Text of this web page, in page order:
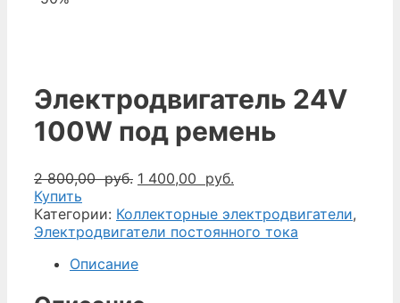
Электродвигатель 24V
100W под ремень
2 800,00руб. Первоначальная
составляла
2
руб..
1 400,00 руб.
1
400,00
Купить
Категории: Коллекторные электродвигатели,
Электродвигатели постоянного тока
Описание